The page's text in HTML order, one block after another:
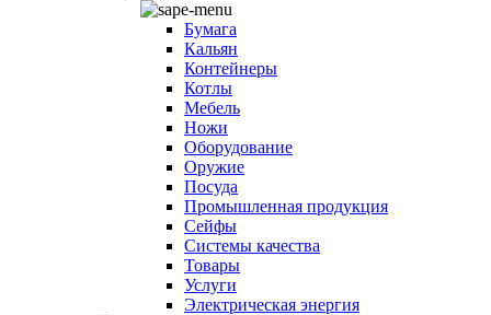
Бумага
Кальян
Контейнеры
Котлы
Мебель
Ножи
Оборудование
Оружие
Посуда
Промышленная продукция
Сейфы
Системы качества
Товары
Услуги
Электрическая энергия